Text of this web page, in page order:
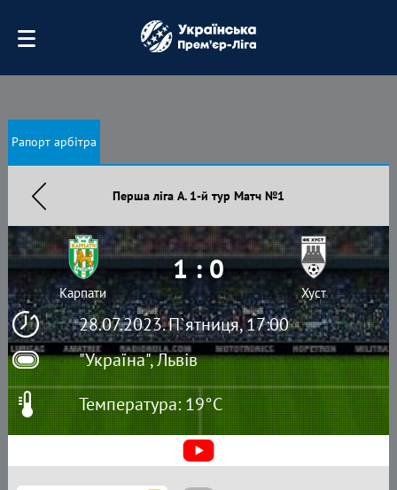
Рапорт арбітра
Перша ліга А. 1-й тур Матч №1
28.07.2023. П`ятниця, 17:00
"Україна", Львів
Карпати
1 : 0
Хуст
Температура: 19°C